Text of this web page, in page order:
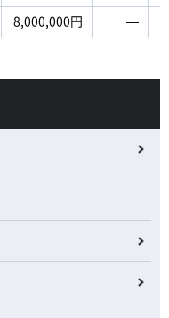
8,000,000円 ―